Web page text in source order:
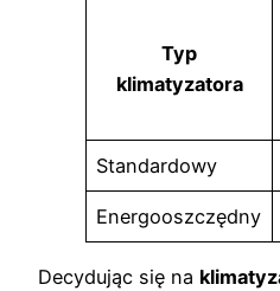
Typ
klimatyzatora
Standardowy
Energooszczędny
Decydując się na